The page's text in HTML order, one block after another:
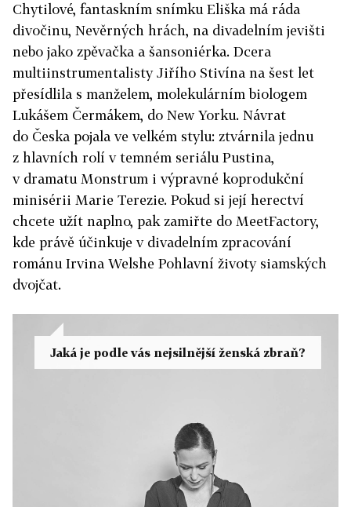
Chytilové, fantaskním snímku Eliška má ráda
divočinu, Nevěrných hrách, na divadelním jevišti
nebo jako zpěvačka a šansoniérka. Dcera
multiinstrumentalisty Jiřího Stivína na šest let
přesídlila s manželem, molekulárním biologem
Lukášem Čermákem, do New Yorku. Návrat
do Česka pojala ve velkém stylu: ztvárnila jednu
z hlavních rolí v temném seriálu Pustina,
v dramatu Monstrum i výpravné koprodukční
minisérii Marie Terezie. Pokud si její herectví
chcete užít naplno, pak zamiřte do MeetFactory,
kde právě účinkuje v divadelním zpracování
románu Irvina Welshe Pohlavní životy siamských
dvojčat.
Jaká je podle vás nejsilnější ženská zbraň?